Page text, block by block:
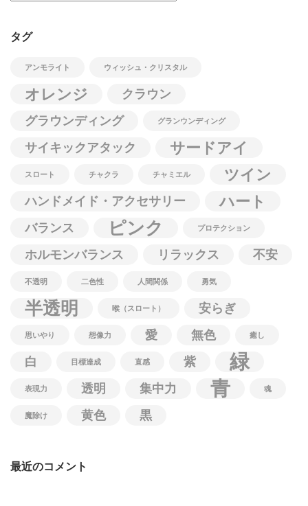
リ
タグ
アンモライト ウィッシュ・クリスタル
オレンジ クラウン
グラウンディング グランウンディング
サイキックアタック サードアイ
スロート チャクラ チャミエル ツイン
ハンドメイド・アクセサリー ハート
バランス ピンク プロテクション
ホルモンバランス リラックス 不安
不透明 二色性 人間関係 勇気
半透明 喉（スロート） 安らぎ
思いやり 想像力 愛 無色 癒し
白 目標達成 直感 紫 緑
表現力 透明 集中力 青 魂
魔除け 黄色 黒
最近のコメント